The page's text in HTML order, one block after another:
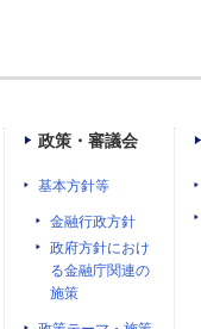
政策・審議会
基本方針等
金融行政方針
政府方針におけ
る金融庁関連の
施策